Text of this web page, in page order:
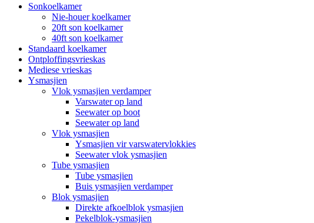
Sonkoelkamer
Nie-houer koelkamer
20ft son koelkamer
40ft son koelkamer
Standaard koelkamer
Ontploffingsvrieskas
Mediese vrieskas
Ysmasjien
Vlok ysmasjien verdamper
Varswater op land
Seewater op boot
Seewater op land
Vlok ysmasjien
Ysmasjien vir varswatervlokkies
Seewater vlok ysmasjien
Tube ysmasjien
Tube ysmasjien
Buis ysmasjien verdamper
Blok ysmasjien
Direkte afkoelblok ysmasjien
Pekelblok-ysmasjien